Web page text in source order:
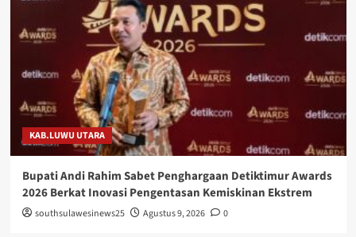
KAB.LUWU UTARA
Bupati Andi Rahim Sabet Penghargaan Detiktimur Awards
2026 Berkat Inovasi Pengentasan Kemiskinan Ekstrem
southsulawesinews25 Agustus 9, 2026 0